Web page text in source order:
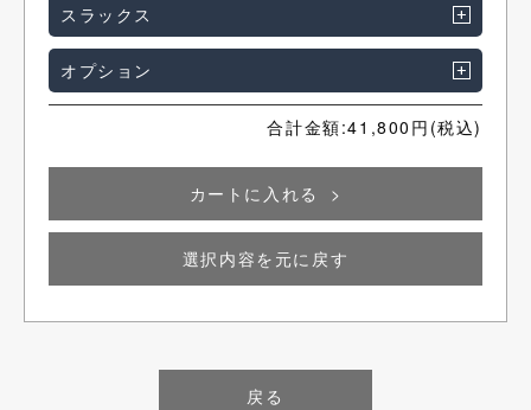
スラックス
オプション
合計金額:41,800 円(税込)
カートに入れる
選択内容を元に戻す
戻る